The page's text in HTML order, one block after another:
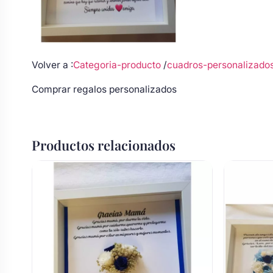
Volver a :Categoria-producto /cuadros-
Comprar regalos personalizados
Productos relacionados